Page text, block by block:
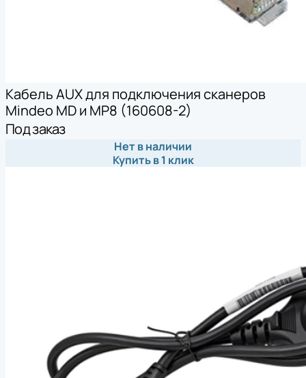
Кабель AUX для подключения сканеров
Mindeo MD и MP8 (160608-2)
Под заказ
Нет в наличии
Купить в 1 клик